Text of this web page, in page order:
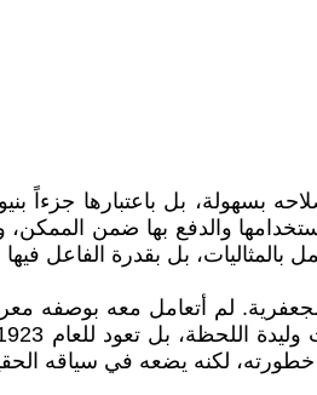
بسهولة، بل باعتبارها
والدفع بها ضمن
بالمثاليات، بل بقدرة الفاعل
لم أتعامل معه بوصفه
لكنه يضعه في سياقه